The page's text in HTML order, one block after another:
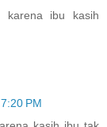
karena ibu kasih
PM